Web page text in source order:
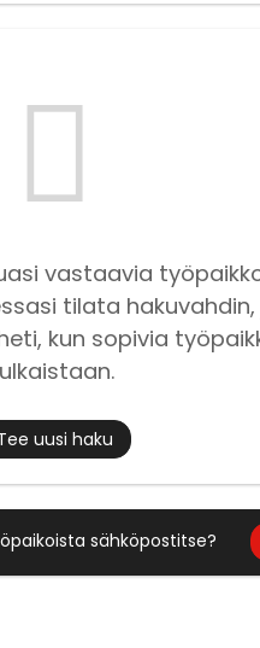
vastaavia
tilata hakuvahdin,
kun sopivia
uusi haku
sähköpostitse?